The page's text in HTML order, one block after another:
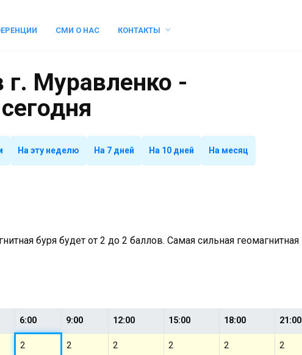
СМИ О НАС КОНТАКТЫ
г. Муравленко -
На эту неделю На 7 дней На 10 дней На месяц
буря будет от 2 до 2 баллов. Самая сильная геомагнитная
6:00 9:00 12:00 15:00 18:00 21:00
2 2 2 2 2 2